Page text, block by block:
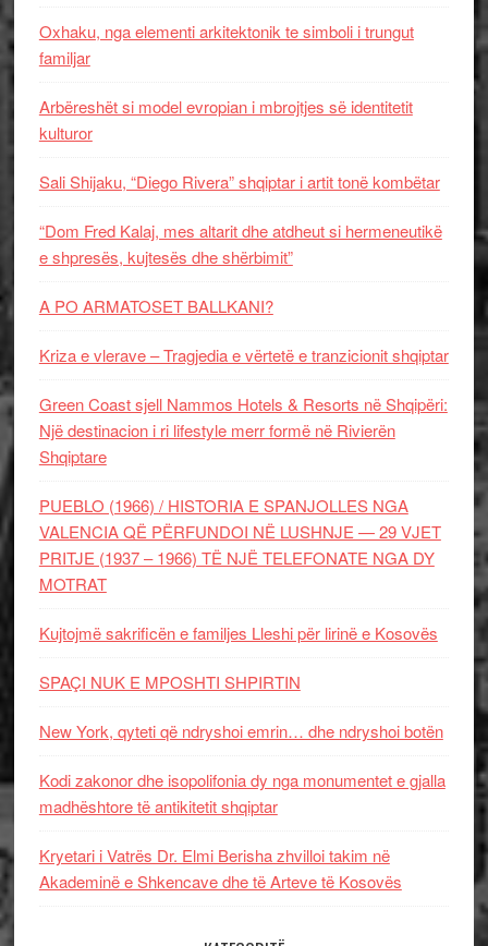
Oxhaku, nga elementi arkitektonik te simboli i trungut
familjar
Arbëreshët si model evropian i mbrojtjes së identitetit
kulturor
Sali Shijaku, “Diego Rivera” shqiptar i artit tonë kombëtar
“Dom Fred Kalaj, mes altarit dhe atdheut si hermeneutikë
e shpresës, kujtesës dhe shërbimit”
A PO ARMATOSET BALLKANI?
Kriza e vlerave – Tragjedia e vërtetë e tranzicionit shqiptar
Green Coast sjell Nammos Hotels & Resorts në Shqipëri:
Një destinacion i ri lifestyle merr formë në Rivierën
Shqiptare
PUEBLO (1966) / HISTORIA E SPANJOLLES NGA
VALENCIA QË PËRFUNDOI NË LUSHNJE — 29 VJET
PRITJE (1937 – 1966) TË NJË TELEFONATE NGA DY
MOTRAT
Kujtojmë sakrificën e familjes Lleshi për lirinë e Kosovës
SPAÇI NUK E MPOSHTI SHPIRTIN
New York, qyteti që ndryshoi emrin… dhe ndryshoi botën
Kodi zakonor dhe isopolifonia dy nga monumentet e gjalla
madhështore të antikitetit shqiptar
Kryetari i Vatrës Dr. Elmi Berisha zhvilloi takim në
Akademinë e Shkencave dhe të Arteve të Kosovës